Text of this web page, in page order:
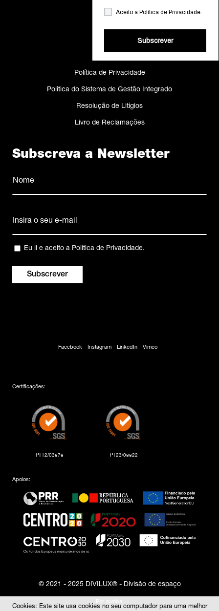
Catálogos
Making Of
Política de Privacidade
Política do Sistema de Gestão Integrado
Resolução de Litígios
Livro de Reclamações
Subscreva a Newsletter
Privacidade
Eu li e aceito a Política de Privacidade.
Certificações:
PT12/03878 PT23/08822
Apoios:
© 2021 - 2025 DIVILUX® - Divisão de espaço
Por gumba.
Facebook Instagram LinkedIn Vimeo
Aceito a Política de Privacidade.
Subscrever
Cookies: Este site usa cookies no seu computador para uma melhor